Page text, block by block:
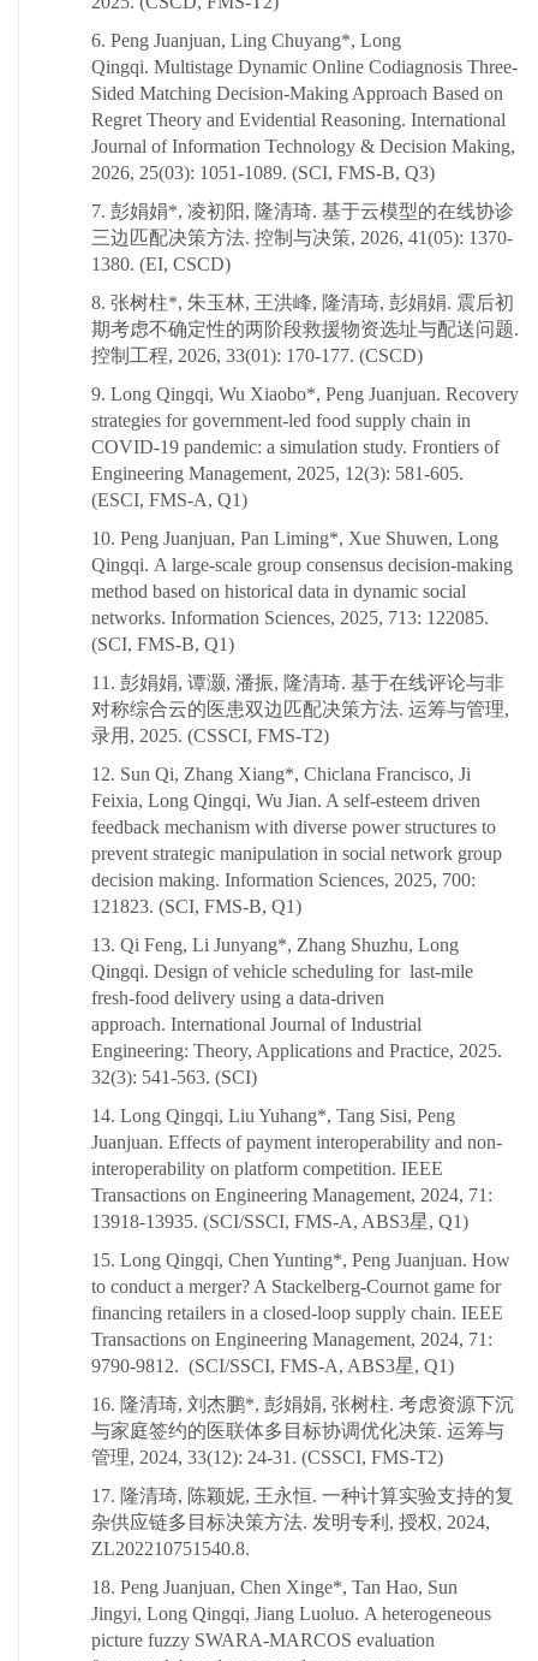
6. Peng Juanjuan, Ling Chuyang*, Long
Qingqi. Multistage Dynamic Online Codiagnosis Three-
Sided Matching Decision-Making Approach Based on
Regret Theory and Evidential Reasoning. International
Journal of Information Technology & Decision Making,
2026, 25(03): 1051-1089. (SCI, FMS-B, Q3)
7. 彭娟娟*, 凌初阳, 隆清琦. 基于云模型的在线协诊
三边匹配决策方法. 控制与决策, 2026, 41(05): 1370-
1380. (EI, CSCD)
8. 张树柱*, 朱玉林, 王洪峰, 隆清琦, 彭娟娟. 震后初
期考虑不确定性的两阶段救援物资选址与配送问题.
控制工程, 2026, 33(01): 170-177. (CSCD)
9. Long Qingqi, Wu Xiaobo*, Peng Juanjuan. Recovery
strategies for government-led food supply chain in
COVID-19 pandemic: a simulation study. Frontiers of
Engineering Management, 2025, 12(3): 581-605.
(ESCI, FMS-A, Q1)
10. Peng Juanjuan, Pan Liming*, Xue Shuwen, Long
Qingqi. A large-scale group consensus decision-making
method based on historical data in dynamic social
networks. Information Sciences, 2025, 713: 122085.
(SCI, FMS-B, Q1)
11. 彭娟娟, 谭灏, 潘振, 隆清琦. 基于在线评论与非
对称综合云的医患双边匹配决策方法. 运筹与管理,
录用, 2025. (CSSCI, FMS-T2)
12. Sun Qi, Zhang Xiang*, Chiclana Francisco, Ji
Feixia, Long Qingqi, Wu Jian. A self-esteem driven
feedback mechanism with diverse power structures to
prevent strategic manipulation in social network group
decision making. Information Sciences, 2025, 700:
121823. (SCI, FMS-B, Q1)
13. Qi Feng, Li Junyang*, Zhang Shuzhu, Long
Qingqi. Design of vehicle scheduling for last-mile
fresh-food delivery using a data-driven
approach. International Journal of Industrial
Engineering: Theory, Applications and Practice, 2025.
32(3): 541-563. (SCI)
14. Long Qingqi, Liu Yuhang*, Tang Sisi, Peng
Juanjuan. Effects of payment interoperability and non-
interoperability on platform competition. IEEE
Transactions on Engineering Management, 2024, 71:
13918-13935. (SCI/SSCI, FMS-A, ABS3星, Q1)
15. Long Qingqi, Chen Yunting*, Peng Juanjuan. How
to conduct a merger? A Stackelberg-Cournot game for
financing retailers in a closed-loop supply chain. IEEE
Transactions on Engineering Management, 2024, 71:
9790-9812. (SCI/SSCI, FMS-A, ABS3星, Q1)
16. 隆清琦, 刘杰鹏*, 彭娟娟, 张树柱. 考虑资源下沉
与家庭签约的医联体多目标协调优化决策. 运筹与
管理, 2024, 33(12): 24-31. (CSSCI, FMS-T2)
17. 隆清琦, 陈颖妮, 王永恒. 一种计算实验支持的复
杂供应链多目标决策方法. 发明专利, 授权, 2024,
ZL202210751540.8.
18. Peng Juanjuan, Chen Xinge*, Tan Hao, Sun
Jingyi, Long Qingqi, Jiang Luoluo. A heterogeneous
picture fuzzy SWARA-MARCOS evaluation